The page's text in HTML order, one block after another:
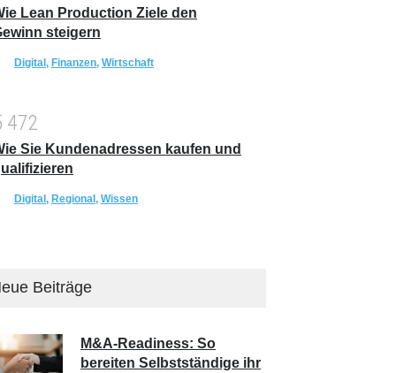
Lean Production Ziele den
steigern
Digital , Finanzen, Wirtschaft
472
Sie Kundenadressen kaufen und
Digital , Regional , Wissen
Beiträge
M&A-Readiness: So
bereiten Selbstständige ihr